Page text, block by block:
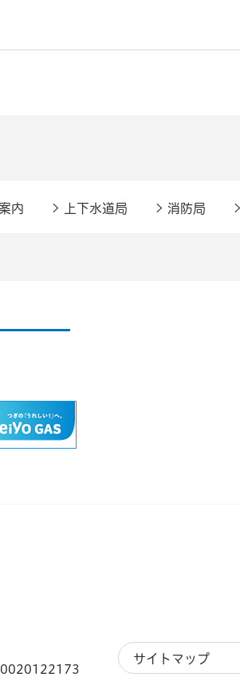
内 上下水道局 消防局
サイトマップ